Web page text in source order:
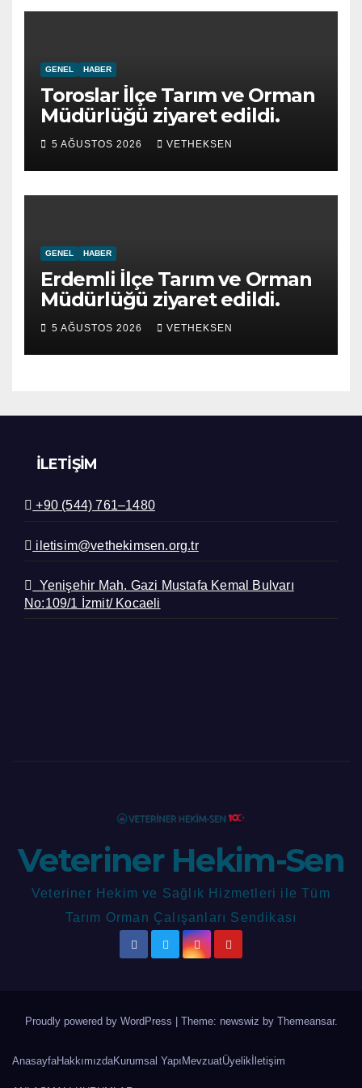
GENEL HABER
Toroslar İlçe Tarım ve Orman
Müdürlüğü ziyaret edildi.
5 AĞUSTOS 2026 VETHEKSEN
GENEL HABER
Erdemli İlçe Tarım ve Orman
Müdürlüğü ziyaret edildi.
5 AĞUSTOS 2026 VETHEKSEN
İLETIŞIM
+90 (544) 761–1480
iletisim@vethekimsen.org.tr
Yenişehir Mah. Gazi Mustafa Kemal Bulvarı
No:109/1 İzmit/ Kocaeli
Veteriner Hekim-Sen
Veteriner Hekim ve Sağlık Hizmetleri ile Tüm
Tarım Orman Çalışanları Sendikası
Proudly powered by WordPress Theme: newswiz by Themeansar.
AnasayfaHakkımızdaKurumsal YapıMevzuatÜyelikİletişim